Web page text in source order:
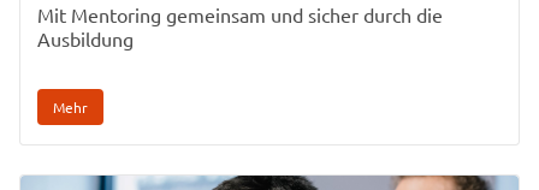
Mit Mentoring gemeinsam und sicher durch die
Ausbildung
Mehr